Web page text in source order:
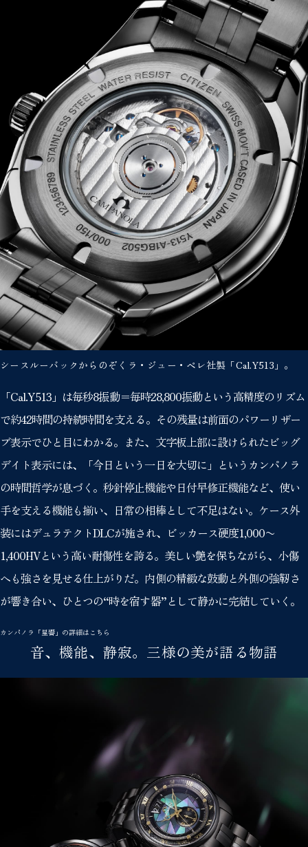
シースルーバックからのぞくラ・ジュー・ペレ社製「Cal.Y513」。
「Cal.Y513」は毎秒8振動＝毎時28,800振動という高精度のリズム
で約42時間の持続時間を支える。その残量は前面のパワーリザー
ブ表示でひと目にわかる。また、文字板上部に設けられたビッグ
デイト表示には、「今日という一日を大切に」というカンパノラ
の時間哲学が息づく。秒針停止機能や日付早修正機能など、使い
手を支える機能も揃い、日常の相棒として不足はない。ケース外
装にはデュラテクトDLCが施され、ビッカース硬度1,000〜
1,400HVという高い耐傷性を誇る。美しい艶を保ちながら、小傷
へも強さを見せる仕上がりだ。内側の精緻な鼓動と外側の強靭さ
が響き合い、ひとつの“時を宿す器”として静かに完結していく。
カンパノラ「星響」の詳細はこちら
音、機能、静寂。三様の美が語る物語